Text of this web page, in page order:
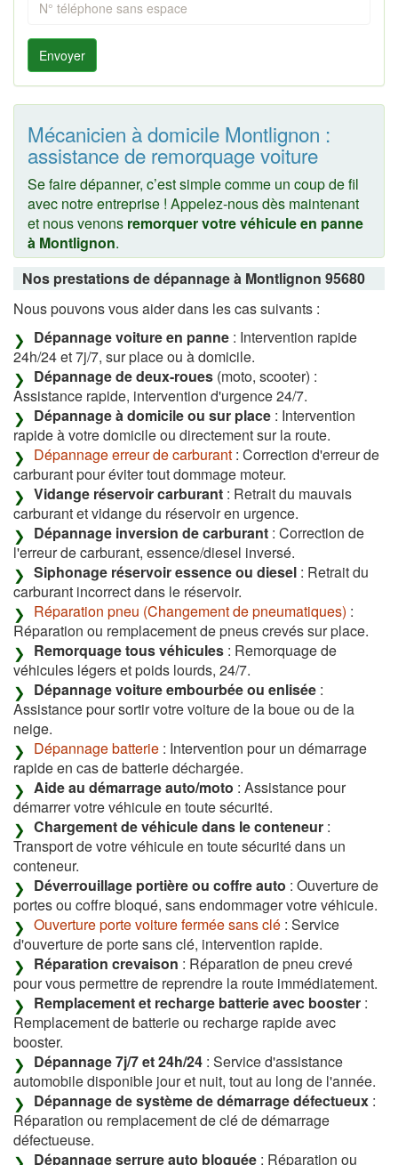
Envoyer
Mécanicien à domicile Montlignon :
assistance de remorquage voiture
Se faire dépanner, c’est simple comme un coup de fil
avec notre entreprise ! Appelez-nous dès maintenant
et nous venons remorquer votre véhicule en panne
à Montlignon.
Nos prestations de dépannage à Montlignon 95680
Nous pouvons vous aider dans les cas suivants :
Dépannage voiture en panne : Intervention rapide
24h/24 et 7j/7, sur place ou à domicile.
Dépannage de deux-roues (moto, scooter) :
Assistance rapide, intervention d'urgence 24/7.
Dépannage à domicile ou sur place : Intervention
rapide à votre domicile ou directement sur la route.
Dépannage erreur de carburant : Correction d'erreur de
carburant pour éviter tout dommage moteur.
Vidange réservoir carburant : Retrait du mauvais
carburant et vidange du réservoir en urgence.
Dépannage inversion de carburant : Correction de
l'erreur de carburant, essence/diesel inversé.
Siphonage réservoir essence ou diesel : Retrait du
carburant incorrect dans le réservoir.
Réparation pneu (Changement de pneumatiques) :
Réparation ou remplacement de pneus crevés sur place.
Remorquage tous véhicules : Remorquage de
véhicules légers et poids lourds, 24/7.
Dépannage voiture embourbée ou enlisée :
Assistance pour sortir votre voiture de la boue ou de la
neige.
Dépannage batterie : Intervention pour un démarrage
rapide en cas de batterie déchargée.
Aide au démarrage auto/moto : Assistance pour
démarrer votre véhicule en toute sécurité.
Chargement de véhicule dans le conteneur :
Transport de votre véhicule en toute sécurité dans un
conteneur.
Déverrouillage portière ou coffre auto : Ouverture de
portes ou coffre bloqué, sans endommager votre véhicule.
Ouverture porte voiture fermée sans clé : Service
d'ouverture de porte sans clé, intervention rapide.
Réparation crevaison : Réparation de pneu crevé
pour vous permettre de reprendre la route immédiatement.
Remplacement et recharge batterie avec booster :
Remplacement de batterie ou recharge rapide avec
booster.
Dépannage 7j/7 et 24h/24 : Service d'assistance
automobile disponible jour et nuit, tout au long de l'année.
Dépannage de système de démarrage défectueux :
Réparation ou remplacement de clé de démarrage
défectueuse.
Dépannage serrure auto bloquée : Réparation ou